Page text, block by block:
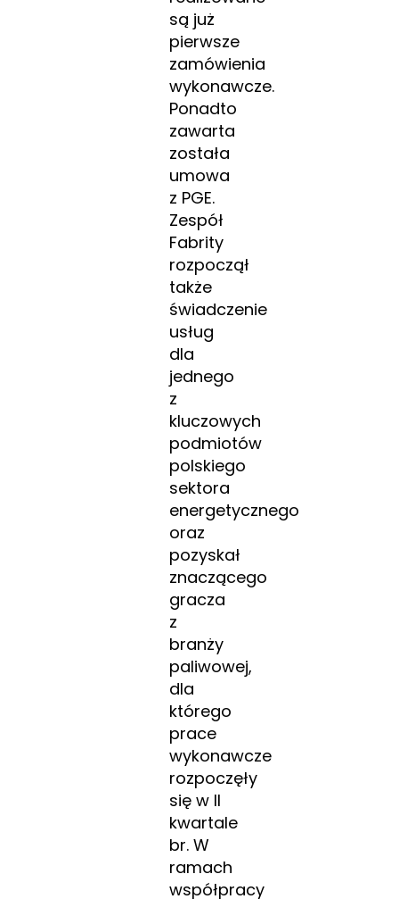
są już
pierwsze
zamówienia
wykonawcze.
Ponadto
zawarta
została
umowa
z PGE.
Zespół
Fabrity
rozpoczął
także
świadczenie
usług
dla
jednego
z
kluczowych
podmiotów
polskiego
sektora
energetycznego
oraz
pozyskał
znaczącego
gracza
z
branży
paliwowej,
dla
którego
prace
wykonawcze
rozpoczęły
się w II
kwartale
br. W
ramach
współpracy